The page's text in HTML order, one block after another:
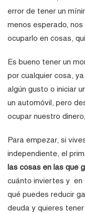
error de tener un
menos esperado,
ocuparlo en cosas,
Es bueno tener un
por cualquier cosa,
algún gusto o iniciar
un automóvil, pero
ocupar nuestro
Para empezar, si
independiente, el
las cosas en las que
cuánto inviertes y en
qué puedes reducir
deuda y quieres